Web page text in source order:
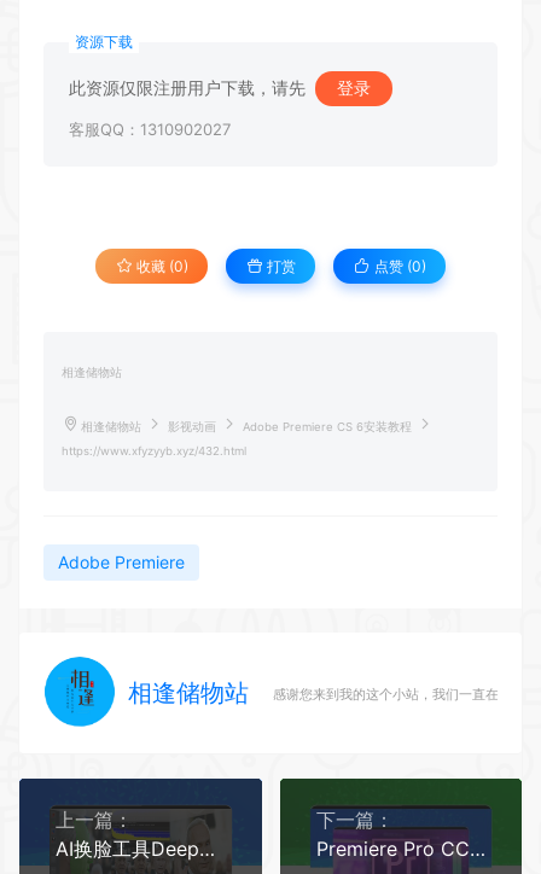
资源下载
此资源仅限注册用户下载，请先 登录
客服QQ：1310902027
收藏 (0) 打赏 点赞 (0)
相逢储物站
相逢储物站 影视动画
Adobe Premiere CS 6安装教程
https://www.xfyzyyb.xyz/432.html
Adobe Premiere
相逢储物站 感谢您来到我的这个小站，我们一直在路上
上一篇：
AI换脸工具DeepFaceLab0602汉化版
下一篇：
Premiere Pro CC2017软件安装教程